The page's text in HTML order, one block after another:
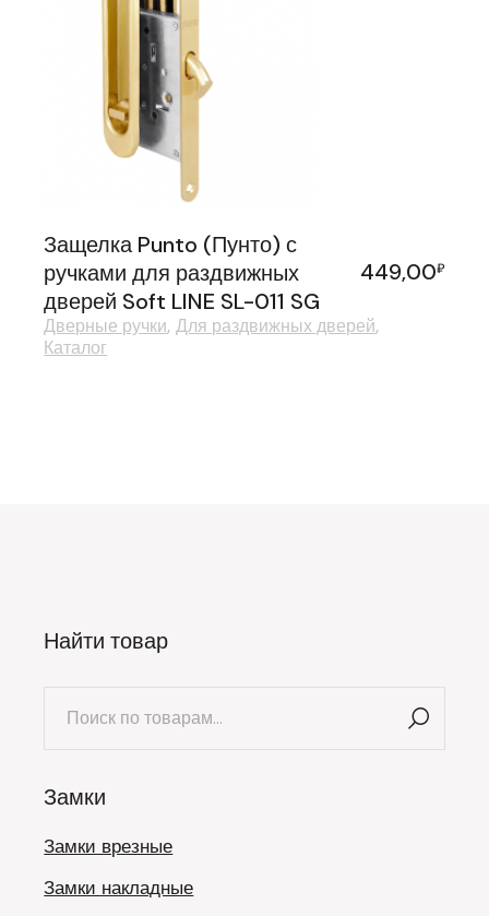
Защелка Punto (Пунто) с
ручками для раздвижных
дверей Soft LINE SL-011 SG
449,00₽
Дверные ручки Для раздвижных дверей
Каталог
Найти товар
Замки
Замки врезные
Замки накладные